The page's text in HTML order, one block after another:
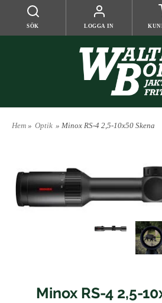
SÖK LOGGA IN
Hem » Optik » Minox RS-4 2,5-10x50 Skena
Minox RS-4 2,5-